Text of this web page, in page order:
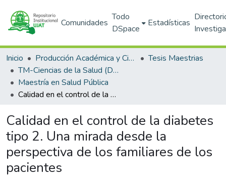
Comunidades
Todo
DSpace
Estadísticas
Inicio Producción Académica y Científica
Tesis Maestrias
TM-Ciencias de la Salud (DACS)
Maestría en Salud Pública
Calidad en el control de la diabetes tipo 2. Una mirada desde la perspectiva de los familiares de los pacientes
Calidad en el control de la diabetes
tipo 2. Una mirada desde la
perspectiva de los familiares de los
pacientes